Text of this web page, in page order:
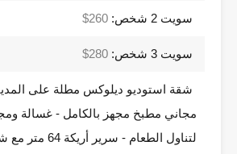
سويت 2 شخص: 260$
سويت 3 شخص: 280$
شقة استوديو ديلوكس مطلة على
مجاني مطبخ مجهز بالكامل - غسالة
لتناول الطعام - سرير أريكة 64 متر مع شرفة: